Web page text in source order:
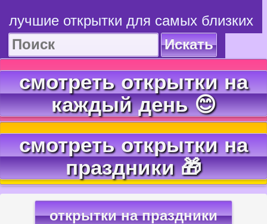
лучшие открытки для самых близких
Искать
смотреть открытки на
каждый день 😊
смотреть открытки на
праздники 🎁
открытки на праздники